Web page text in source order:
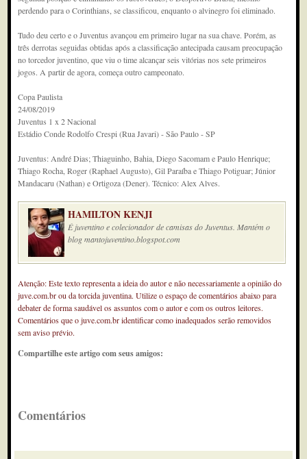
perdendo para o Corinthians, se classificou, enquanto o alvinegro foi eliminado.
Tudo deu certo e o Juventus avançou em primeiro lugar na sua chave. Porém, as
três derrotas seguidas obtidas após a classificação antecipada causam preocupação
no torcedor juventino, que viu o time alcançar seis vitórias nos sete primeiros
jogos. A partir de agora, começa outro campeonato.
Copa Paulista
24/08/2019
Juventus 1 x 2 Nacional
Estádio Conde Rodolfo Crespi (Rua Javari) - São Paulo - SP
Juventus: André Dias; Thiaguinho, Bahia, Diego Sacomam e Paulo Henrique;
Thiago Rocha, Roger (Raphael Augusto), Gil Paraíba e Thiago Potiguar; Júnior
Mandacaru (Nathan) e Ortigoza (Dener). Técnico: Alex Alves.
HAMILTON KENJI
É juventino e colecionador de camisas do Juventus. Mantém o
blog mantojuventino.blogspot.com
Atenção: Este texto representa a ideia do autor e não necessariamente a opinião do
juve.com.br ou da torcida juventina. Utilize o espaço de comentários abaixo para
debater de forma saudável os assuntos com o autor e com os outros leitores.
Comentários que o juve.com.br identificar como inadequados serão removidos
sem aviso prévio.
Compartilhe este artigo com seus amigos:
Comentários